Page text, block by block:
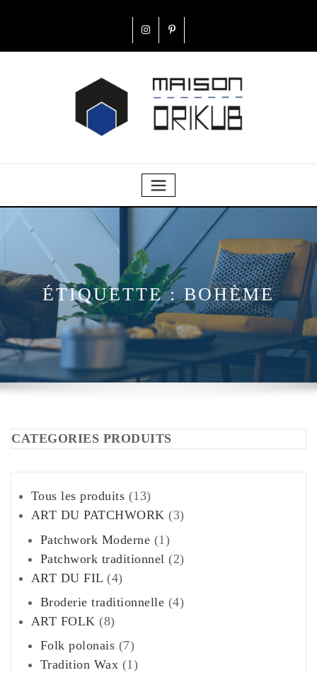
ÉTIQUETTE :BOHÈME
CATEGORIES PRODUITS
Tous les produits 1313
produits
ART DU PATCHWORK 33
Patchwork Moderne 1 1
produit
Patchwork traditionnel 22
ART DU FIL 44
produits
Broderie traditionnelle 44
ART FOLK 88
produits
Folk polonais 77
produits
Tradition Wax 11